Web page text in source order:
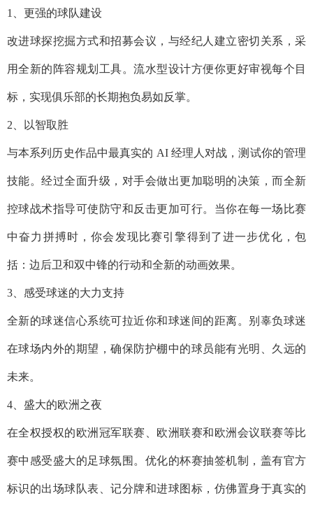
1、更强的球队建设
改进球探挖掘方式和招募会议，与经纪人建立密切关系，采
用全新的阵容规划工具。流水型设计方便你更好审视每个目
标，实现俱乐部的长期抱负易如反掌。
2、以智取胜
与本系列历史作品中最真实的 AI 经理人对战，测试你的管理
技能。经过全面升级，对手会做出更加聪明的决策，而全新
控球战术指导可使防守和反击更加可行。当你在每一场比赛
中奋力拼搏时，你会发现比赛引擎得到了进一步优化，包
括：边后卫和双中锋的行动和全新的动画效果。
3、感受球迷的大力支持
全新的球迷信心系统可拉近你和球迷间的距离。别辜负球迷
在球场内外的期望，确保防护棚中的球员能有光明、久远的
未来。
4、盛大的欧洲之夜
在全权授权的欧洲冠军联赛、欧洲联赛和欧洲会议联赛等比
赛中感受盛大的足球氛围。优化的杯赛抽签机制，盖有官方
标识的出场球队表、记分牌和进球图标，仿佛置身于真实的